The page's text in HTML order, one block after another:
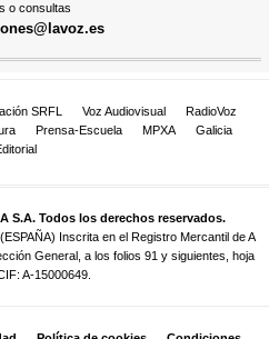
o consultas
SRFL Voz Audiovisual
RadioVoz
Prensa-Escuela MPXA
Galicia
S.A. Todos los derechos reservados.
Inscrita en el Registro Mercantil de A
General, a los folios 91 y siguientes, hoja
A-15000649.